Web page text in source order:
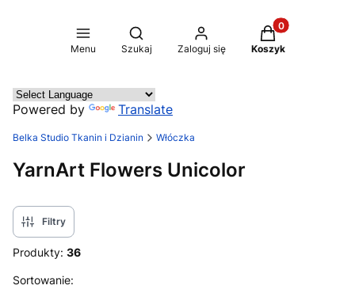
Menu
Otwórz wyszukiwarkę
Szukaj Zaloguj się
Produkty w
Koszyk
Powered by Translate
Belka Studio Tkanin i Dzianin Włóczka
YarnArt Flowers Unicolor
Filtry
Produkty: 36
Lista produktów
Sortowanie: